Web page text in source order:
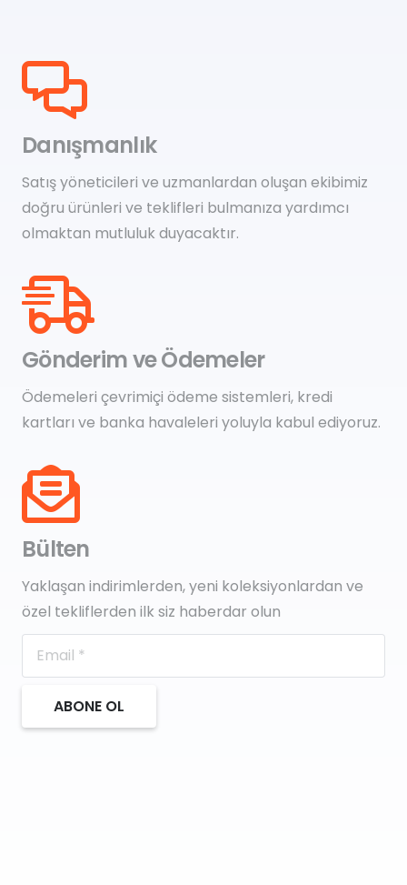
Danışmanlık
Satış yöneticileri ve uzmanlardan oluşan ekibimiz
doğru ürünleri ve teklifleri bulmanıza yardımcı
olmaktan mutluluk duyacaktır.
Gönderim ve Ödemeler
Ödemeleri çevrimiçi ödeme sistemleri, kredi
kartları ve banka havaleleri yoluyla kabul ediyoruz.
Bülten
Yaklaşan indirimlerden, yeni koleksiyonlardan ve
özel tekliflerden ilk siz haberdar olun
ABONE OL